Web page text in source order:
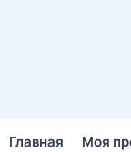
Главная Моя